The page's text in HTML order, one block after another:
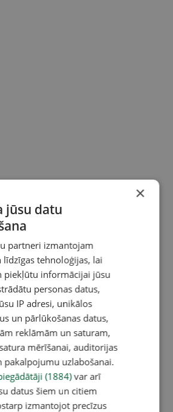
×
jūsu datu
partneri izmantojam
līdzīgas tehnoloģijas, lai
piekļūtu informācijai jūsu
personas datus,
IP adresi, unikālos
un pārlūkošanas datus,
reklāmām un saturam,
mērīšanai, auditorijas
pakalpojumu uzlabošanai.
(1884)var arī
datus šiem un citiem
izmantojot precīzus